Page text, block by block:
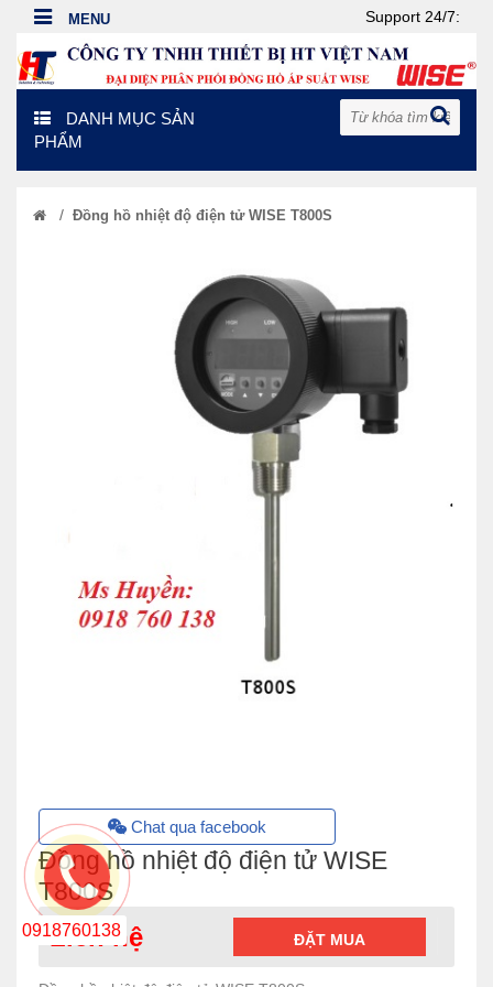
Support 24/7:
DANH MỤC SẢN
PHẨM
/ Đồng hồ nhiệt độ điện tử WISE T800S
Chat qua facebook
Đồng hồ nhiệt độ điện tử WISE
T800S
Liên hệ ĐẶT MUA
0918760138